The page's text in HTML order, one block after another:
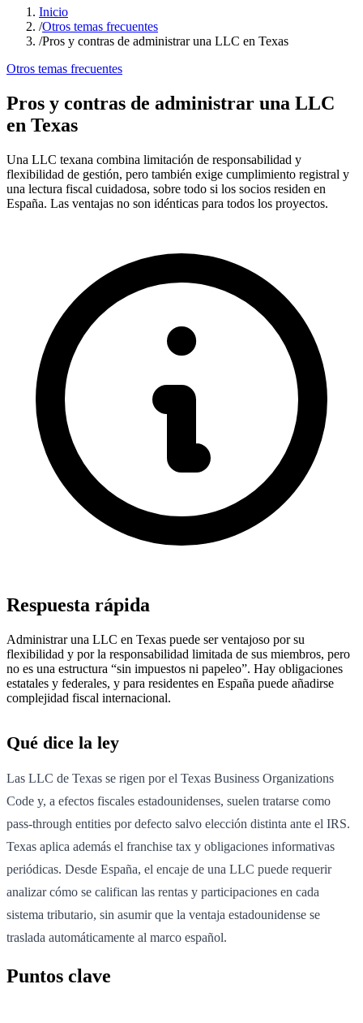
Inicio
/Otros temas frecuentes
/Pros y contras de administrar una LLC en Texas
Otros temas frecuentes
Pros y contras de administrar una LLC
en Texas
Una LLC texana combina limitación de responsabilidad y
flexibilidad de gestión, pero también exige cumplimiento registral y
una lectura fiscal cuidadosa, sobre todo si los socios residen en
España. Las ventajas no son idénticas para todos los proyectos.
Respuesta rápida
Administrar una LLC en Texas puede ser ventajoso por su
flexibilidad y por la responsabilidad limitada de sus miembros, pero
no es una estructura “sin impuestos ni papeleo”. Hay obligaciones
estatales y federales, y para residentes en España puede añadirse
complejidad fiscal internacional.
Qué dice la ley
Las LLC de Texas se rigen por el Texas Business Organizations
Code y, a efectos fiscales estadounidenses, suelen tratarse como
pass-through entities por defecto salvo elección distinta ante el IRS.
Texas aplica además el franchise tax y obligaciones informativas
periódicas. Desde España, el encaje de una LLC puede requerir
analizar cómo se califican las rentas y participaciones en cada
sistema tributario, sin asumir que la ventaja estadounidense se
traslada automáticamente al marco español.
Puntos clave